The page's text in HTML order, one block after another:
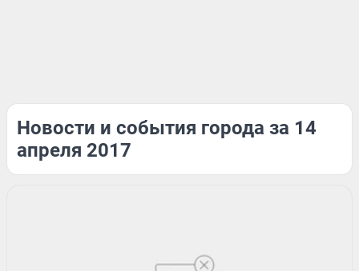
Новости и события города за 14
апреля 2017